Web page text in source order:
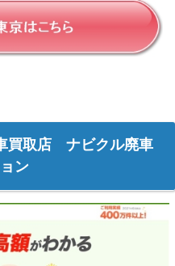
買取店 ナビクル廃車
ン